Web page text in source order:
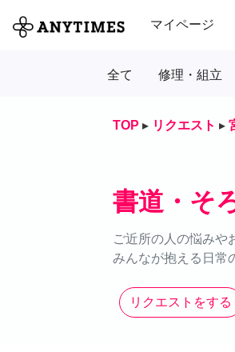
マイページ
全て 修理・組立
TOP ▸ リクエスト ▸
書道・そ
ご近所の人の悩みや
みんなが抱える日常
リクエストをする